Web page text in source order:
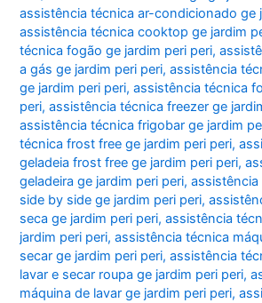
assistência técnica ar-condicionado ge
assistência técnica cooktop ge jardim
técnica fogão ge jardim peri peri,
a gás ge jardim peri peri,assistência
ge jardim peri peri,assistência técnica
peri,assistência técnica freezer ge
assistência técnica frigobar ge jardim
técnica frost free ge jardim peri peri,
geladeia frost free ge jardim peri peri,
geladeira ge jardim peri peri,assistência
side by side ge jardim peri peri,
seca ge jardim peri peri,assistência
jardim peri peri,assistência técnica
secar ge jardim peri peri,assistência
lavar e secar roupa ge jardim peri peri,
máquina de lavar ge jardim peri peri,